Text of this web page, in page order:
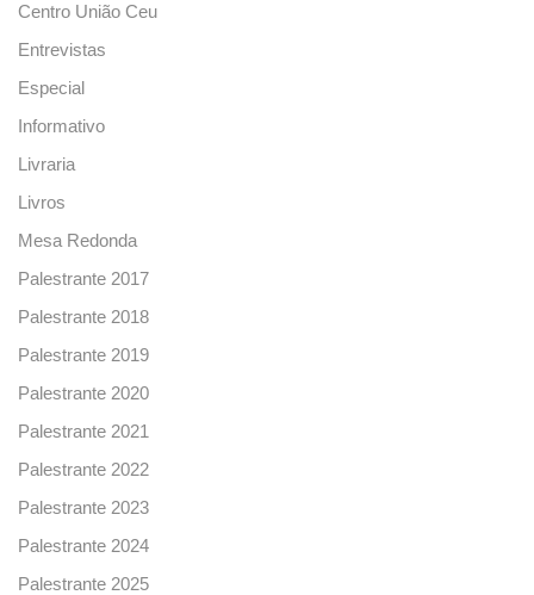
Centro União Ceu
Entrevistas
Especial
Informativo
Livraria
Livros
Mesa Redonda
Palestrante 2017
Palestrante 2018
Palestrante 2019
Palestrante 2020
Palestrante 2021
Palestrante 2022
Palestrante 2023
Palestrante 2024
Palestrante 2025